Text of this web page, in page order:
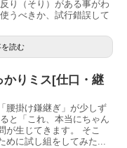
り（そり）がある事がわ
うべきか、試行錯誤して
読む
かりミス[仕口・継
腰掛け鎌継ぎ」が少しず
と「これ、本当にちゃん
が生じてきます。 そこ
めに試し組をしてみた...